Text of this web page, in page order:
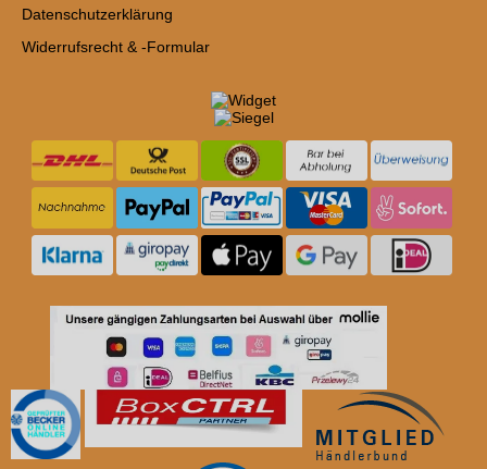
Datenschutzerklärung
Widerrufsrecht & -Formular